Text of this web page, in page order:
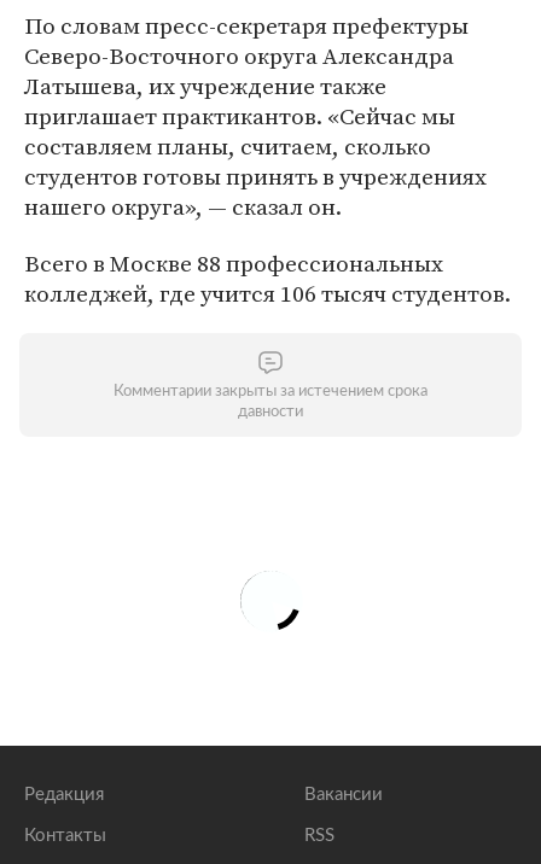
По словам пресс-секретаря префектуры
Северо-Восточного округа Александра
Латышева, их учреждение также
приглашает практикантов. «Сейчас мы
составляем планы, считаем, сколько
студентов готовы принять в учреждениях
нашего округа», — сказал он.
Всего в Москве 88 профессиональных
колледжей, где учится 106 тысяч студентов.
Комментарии закрыты за истечением срока
давности
Редакция
Контакты
Вакансии
RSS